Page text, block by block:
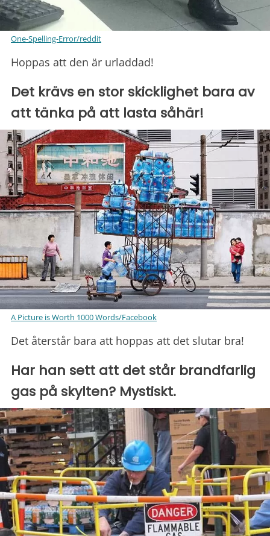
One-Spelling-Error/reddit
Hoppas att den är urladdad!
Det krävs en stor skicklighet bara av
att tänka på att lasta såhär!
A Picture is Worth 1000 Words/Facebook
Det återstår bara att hoppas att det slutar bra!
Har han sett att det står brandfarlig
gas på skylten? Mystiskt.